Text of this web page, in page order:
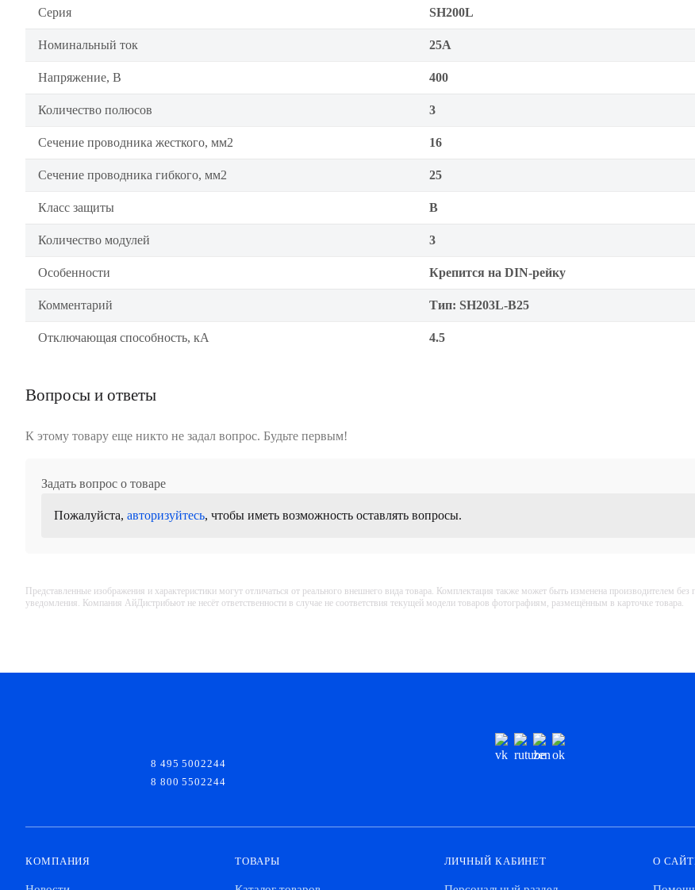
Серия SH200L
Номинальный ток 25А
Напряжение, В 400
Количество полюсов 3
Сечение проводника жесткого, мм2 16
Сечение проводника гибкого, мм2 25
Класс защиты B
Количество модулей 3
Особенности Крепится на DIN-рейку
Комментарий Тип: SH203L-B25
Отключающая способность, кА 4.5
Вопросы и ответы
К этому товару еще никто не задал вопрос. Будьте первым!
Задать вопрос о товаре
Пожалуйста, авторизуйтесь, чтобы иметь возможность оставлять вопросы.
Представленные изображения и характеристики могут отличаться от реального внешнего вида товара. Комплектация также может быть изменена производителем без
уведомления. Компания АйДистрибьют не несёт ответственности в случае не соответствия текущей модели товаров фотографиям, размещённым в карточке товара.
8 495 5002244
8 800 5502244
КОМПАНИЯ ТОВАРЫ ЛИЧНЫЙ КАБИНЕТ О